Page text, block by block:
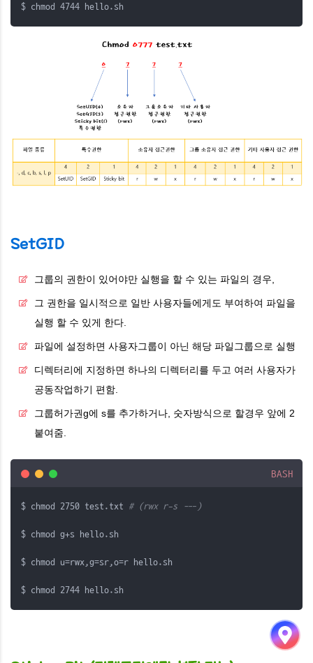
$ chmod 4744 hello.sh
SetGID
그룹의 권한이 있어야만 실행을 할 수 있는 파일의 경우,
그 권한을 일시적으로 일반 사용자들에게도 부여하여 파일을
실행 할 수 있게 한다.
파일에 설정하면 사용자그룹이 아닌 해당 파일그룹으로 실행
디렉터리에 지정하면 하나의 디렉터리를 두고 여러 사용자가
공동작업하기 편함.
그룹허가권g에 s를 추가하거나, 숫자방식으로 할경우 앞에 2
붙여줌.
BASH
$ chmod 2750 test.txt # (rwx r-s ---)
$ chmod g+s hello.sh
$ chmod u=rwx,g=sr,o=r hello.sh
$ chmod 2744 hello.sh